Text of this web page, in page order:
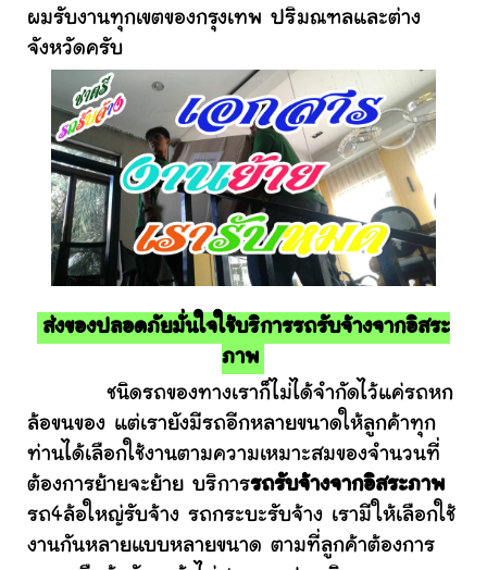
ผมรับงานทุกเขตของกรุงเทพ ปริมณฑลและต่าง
จังหวัดครับ
ส่งของปลอดภัยมั่นใจใช้บริการรถรับจ้างจากอิสระ
ภาพ
ชนิดรถของทางเราก็ไม่ได้จำกัดไว้แค่รถหก
ล้อขนของ แต่เรายังมีรถอีกหลายขนาดให้ลูกค้าทุก
ท่านได้เลือกใช้งานตามความเหมาะสมของจำนวนที่
ต้องการย้ายจะย้าย บริการรถรับจ้างจากอิสระภาพ
รถ4ล้อใหญ่รับจ้าง รถกระบะรับจ้าง เรามีให้เลือกใช้
งานกันหลายแบบหลายขนาด ตามที่ลูกค้าต้องการ